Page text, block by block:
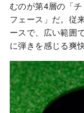
むのが第4層の「
フェース」だ。従
ースで、広い範囲
に弾きを感じる爽